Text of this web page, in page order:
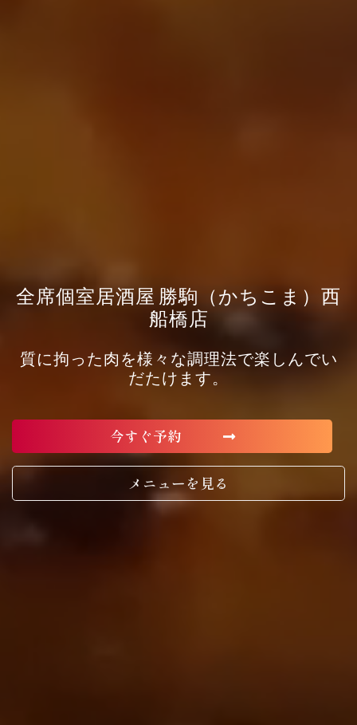
全席個室居酒屋 勝駒（かちこま）西
船橋店
質に拘った肉を様々な調理法で楽しんでい
だたけます。
今すぐ予約
メニューを見る